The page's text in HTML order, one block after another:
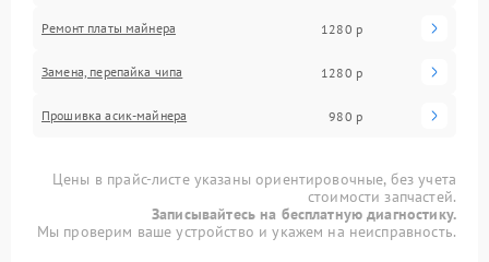
Ремонт платы майнера 1280 р
Замена, перепайка чипа 1280 р
Прошивка асик-майнера 980 р
Цены в прайс-листе указаны ориентировочные, без учета
стоимости запчастей.
Записывайтесь на бесплатную диагностику.
Мы проверим ваше устройство и укажем на неисправность.